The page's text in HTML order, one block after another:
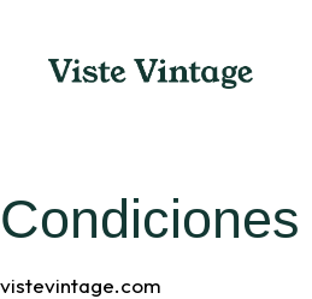
vistevintage.com